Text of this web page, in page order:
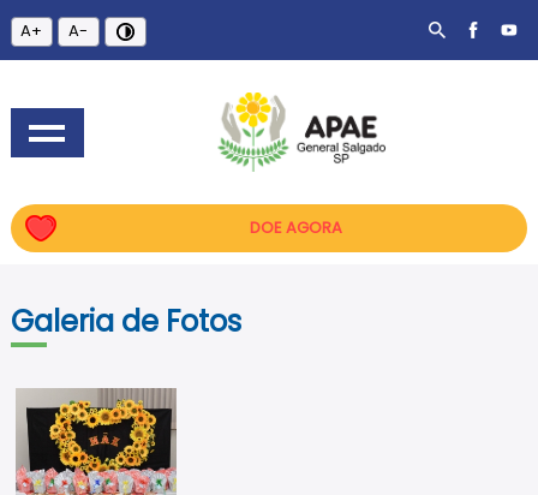
A+ A-
DOE AGORA
Galeria de Fotos